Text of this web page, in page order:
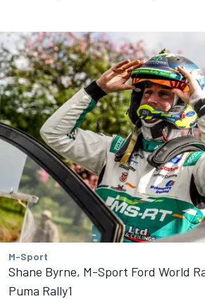
M-Sport
Shane Byrne, M-Sport Ford World
Puma Rally1